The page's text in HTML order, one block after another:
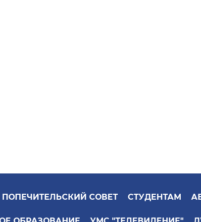
ПОПЕЧИТЕЛЬСКИЙ СОВЕТ СТУДЕНТАМ